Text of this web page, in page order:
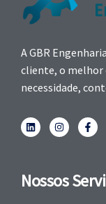
A GBR
cliente, o melhor
necessidade,
Nossos